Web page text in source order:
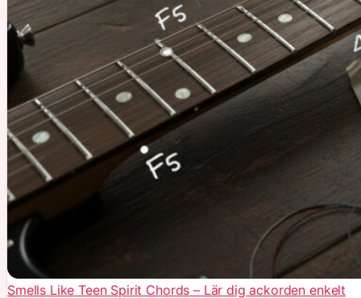
Smells Like Teen Spirit Chords – Lär dig ackorden enkelt